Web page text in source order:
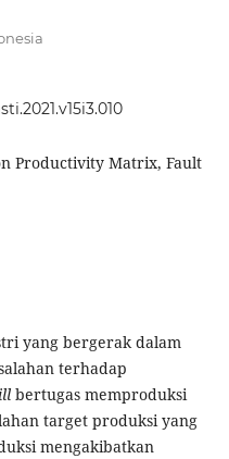
Productivity Matrix, Fault
yang bergerak dalam
terhadap
bertugas memproduksi
target produksi yang
mengakibatkan